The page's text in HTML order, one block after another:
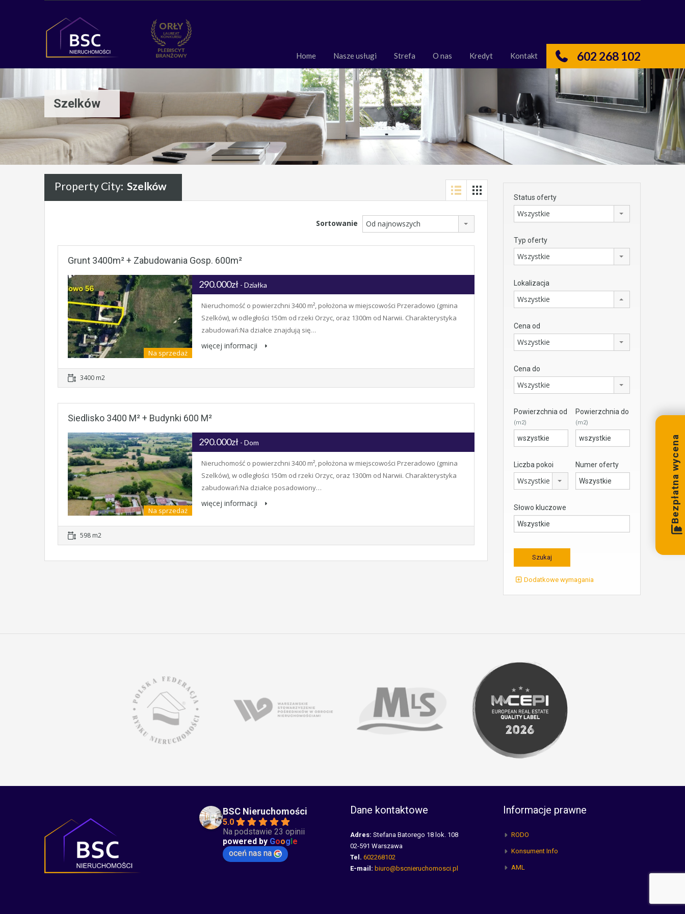
602 268 102
Home Nasze usługi Strefa O nas Kredyt Kontakt
Szelków
Property City: Szelków
Sortowanie Od najnowszych
Grunt 3400m² + Zabudowania Gosp. 600m²
Na sprzedaż
290.000zł - Działka
Nieruchomość o powierzchni 3400 m², położona w miejscowości Przeradowo (gmina
Szelków), w odległości 150m od rzeki Orzyc, oraz 1300m od Narwii. Charakterystyka
zabudowań:Na działce znajdują się…
więcej informacji
3400 m2
Siedlisko 3400 M² + Budynki 600 M²
Na sprzedaż
290.000zł - Dom
Nieruchomość o powierzchni 3400 m², położona w miejscowości Przeradowo (gmina
Szelków), w odległości 150m od rzeki Orzyc, oraz 1300m od Narwii. Charakterystyka
zabudowań:Na działce posadowiony…
więcej informacji
598 m2
Status oferty
Wszystkie
Typ oferty
Wszystkie
Lokalizacja
Wszystkie
Cena od
Wszystkie
Cena do
Wszystkie
Powierzchnia od
(m2)
Powierzchnia do
(m2)
Liczba pokoi
Wszystkie
Numer oferty
Słowo kluczowe
Dodatkowe wymagania
BSC Nieruchomości
5.0
Na podstawie 23 opinii
powered by Google
oceń nas na
Dane kontaktowe
Adres: Stefana Batorego 18 lok. 108
02-591 Warszawa
Tel. 602268102
E-mail: biuro@bscnieruchomosci.pl
Bezpłatna wycena
Informacje prawne
RODO
Konsument Info
AML